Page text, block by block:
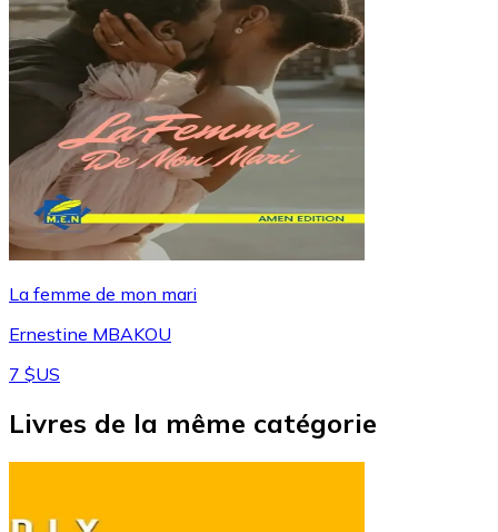
La femme de mon mari
Ernestine MBAKOU
7 $US
Livres de la même catégorie